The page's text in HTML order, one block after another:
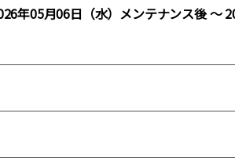
年05月06日（水）メンテナンス後 ～